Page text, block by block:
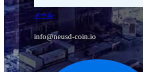
メール
info@neusd-coin.io